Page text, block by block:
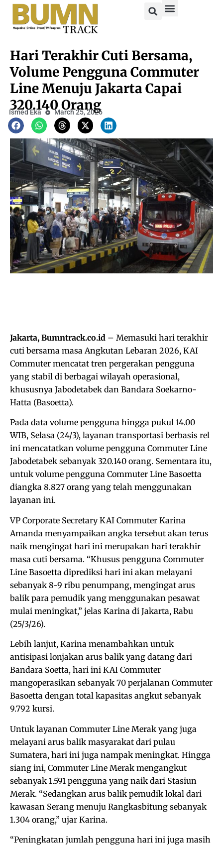
Hari Terakhir Cuti Bersama,
Volume Pengguna Commuter
Line Menuju Jakarta Capai
320.140 Orang
Ismed Eka March 25, 2026
Jakarta, Bumntrack.co.id – Memasuki hari terakhir
cuti bersama masa Angkutan Lebaran 2026, KAI
Commuter mencatat tren pergerakan pengguna
yang stabil di berbagai wilayah operasional,
khususnya Jabodetabek dan Bandara Soekarno-
Hatta (Basoetta).
Pada data volume pengguna hingga pukul 14.00
WIB, Selasa (24/3), layanan transportasi berbasis rel
ini mencatatkan volume pengguna Commuter Line
Jabodetabek sebanyak 320.140 orang. Sementara itu,
untuk volume pengguna Commuter Line Basoetta
diangka 8.827 orang yang telah menggunakan
layanan ini.
VP Corporate Secretary KAI Commuter Karina
Amanda menyampaikan angka tersebut akan terus
naik mengingat hari ini merupakan hari terakhir
masa cuti bersama. “Khusus pengguna Commuter
Line Basoetta diprediksi hari ini akan melayani
sebanyak 8-9 ribu penumpang, mengingat arus
balik para pemudik yang menggunakan pesawat
mulai meningkat,” jelas Karina di Jakarta, Rabu
(25/3/26).
Lebih lanjut, Karina menambahkan untuk
antisipasi lonjakan arus balik yang datang dari
Bandara Soetta, hari ini KAI Commuter
mangoperasikan sebanyak 70 perjalanan Commuter
Basoetta dengan total kapasitas angkut sebanyak
9.792 kursi.
Untuk layanan Commuter Line Merak yang juga
melayani arus balik masyarakat dari pulau
Sumatera, hari ini juga nampak meningkat. Hingga
siang ini, Commuter Line Merak mengangkut
sebanyak 1.591 pengguna yang naik dari Stasiun
Merak. “Sedangkan arus balik pemudik lokal dari
kawasan Serang menuju Rangkasbitung sebanyak
1.304 orang,” ujar Karina.
“Peningkatan jumlah pengguna hari ini juga masih